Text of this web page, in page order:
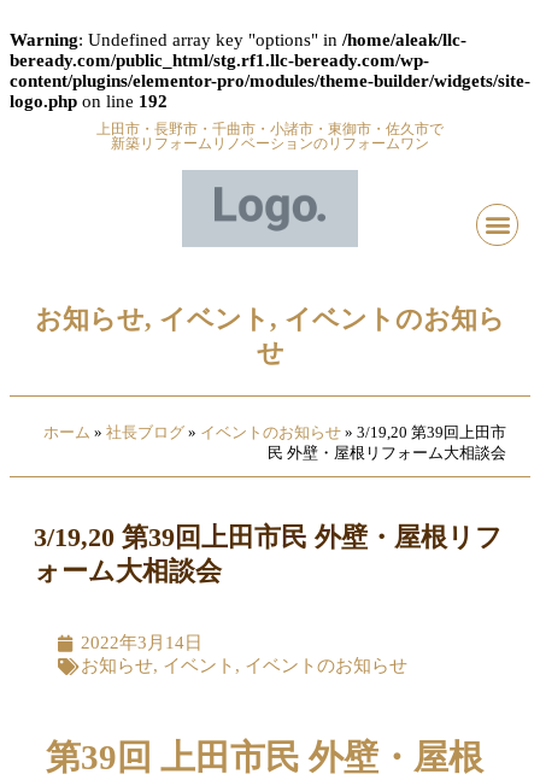
Warning: Undefined array key "options" in /home/aleak/llc-
beready.com/public_html/stg.rf1.llc-beready.com/wp-
content/plugins/elementor-pro/modules/theme-builder/widgets/site-
logo.php on line 192
上田市・長野市・千曲市・小諸市・東御市・佐久市で
新築リフォームリノベーションのリフォームワン
お知らせ, イベント , イベントのお知ら
せ
ホーム » 社長ブログ » イベントのお知らせ » 3/19,20 第39回上田市
民 外壁・屋根リフォーム大相談会
3/19,20 第39回上田市民 外壁・屋根リフ
ォーム大相談会
2022年3月14日
お知らせ, イベント , イベントのお知らせ
第39回 上田市民 外壁・屋根